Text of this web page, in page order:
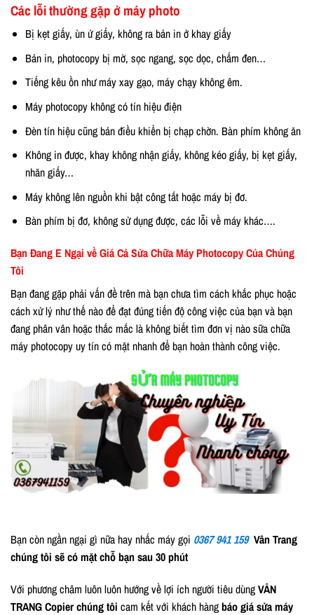
Các lỗi thường gặp ở máy photo
Bị kẹt giấy, ùn ứ giấy, không ra bản in ở khay giấy
Bản in, photocopy bị mờ, sọc ngang, sọc dọc, chấm đen…
Tiếng kêu ồn như máy xay gạo, máy chạy không êm.
Máy photocopy không có tín hiệu điện
Đèn tín hiệu cũng bản điều khiển bị chạp chờn. Bàn phím không ăn
Không in được, khay không nhận giấy, không kéo giấy, bị kẹt giấy,
nhăn giấy…
Máy không lên nguồn khi bật công tắt hoặc máy bị đơ.
Bàn phím bị đơ, không sử dụng được, các lỗi về máy khác….
Bạn Đang E Ngại về Giá Cả Sửa Chữa Máy Photocopy Của Chúng
Tôi
Bạn đang gặp phải vấn đề trên mà bạn chưa tìm cách khắc phục hoặc
cách xử lý như thế nào để đạt đúng tiến độ công việc của bạn và bạn
đang phân vân hoặc thắc mắc là không biết tìm đơn vị nào sữa chữa
máy photocopy uy tín có mặt nhanh để bạn hoàn thành công việc.
Bạn còn ngần ngại gì nữa hay nhấc máy gọi 0367 941 159 Vân Trang
chúng tôi sẽ có mặt chỗ bạn sau 30 phút
Với phương châm luôn luôn hướng về lợi ích người tiêu dùngVÂN
TRANG Copier chúng tôi cam kết với khách hàngbáo giá sửa máy